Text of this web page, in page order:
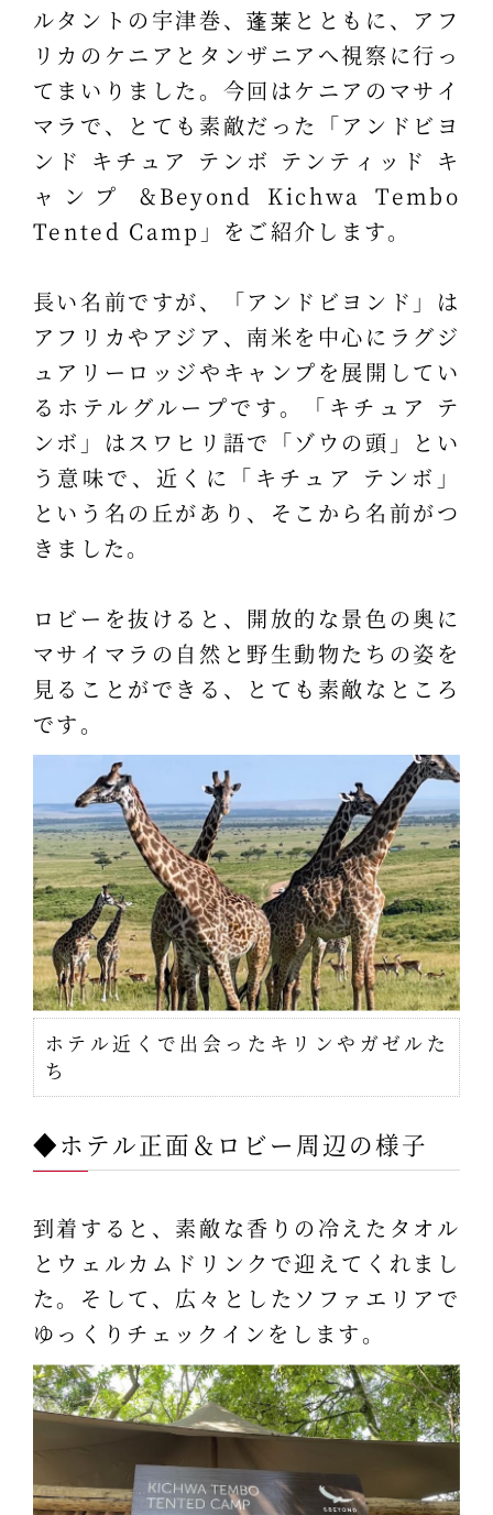
ルタントの宇津巻、蓬莱とともに、アフ
リカのケニアとタンザニアへ視察に行っ
てまいりました。今回はケニアのマサイ
マラで、とても素敵だった「アンドビヨ
ンド キチュア テンボ テンティッド キ
ャンプ &Beyond Kichwa Tembo
Tented Camp」をご紹介します。
長い名前ですが、「アンドビヨンド」は
アフリカやアジア、南米を中心にラグジ
ュアリーロッジやキャンプを展開してい
るホテルグループです。「キチュア テ
ンボ」はスワヒリ語で「ゾウの頭」とい
う意味で、近くに「キチュア テンボ」
という名の丘があり、そこから名前がつ
きました。
ロビーを抜けると、開放的な景色の奥に
マサイマラの自然と野生動物たちの姿を
見ることができる、とても素敵なところ
です。
ホテル近くで出会ったキリンやガゼルた
ち
◆ホテル正面＆ロビー周辺の様子
到着すると、素敵な香りの冷えたタオル
とウェルカムドリンクで迎えてくれまし
た。そして、広々としたソファエリアで
ゆっくりチェックインをします。